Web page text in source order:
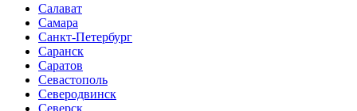
Салават
Самара
Санкт-Петербург
Саранск
Саратов
Севастополь
Северодвинск
Северск